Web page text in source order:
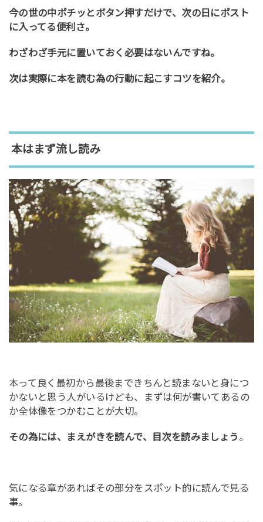
今の世の中ポチッとボタン押すだけで、次の日にポスト
に入ってる便利さ。
わざわざ手元に置いておく必要はないんですね。
次は実際に本を読む為の行動に起こすコツを紹介。
本はまず流し読み
本って良く最初から最後まできちんと読まないと身につ
かないと思う人がいるけども、まずは何が書いてあるの
か全体像をつかむことが大切。
その為には、まえがきを読んで、目次を読みましょう 。
気になる章があればその部分をスポット的に読んで見る
事。